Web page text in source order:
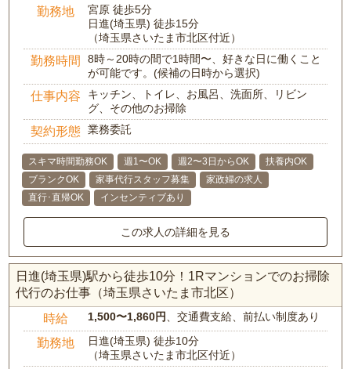
勤務地
宮原 徒歩5分
日進(埼玉県) 徒歩15分
（埼玉県さいたま市北区付近）
勤務時間
8時～20時の間で1時間〜、好きな日に働くこと
が可能です。(候補の日時から選択)
仕事内容
キッチン、トイレ、お風呂、洗面所、リビン
グ、その他のお掃除
契約形態 業務委託
スキマ時間勤務OK 週1〜OK 週2〜3日からOK
扶養内OK
ブランクOK
家事代行スタッフ募集
家政婦の求人
直行･直帰OK
インセンティブあり
この求人の詳細を見る
日進(埼玉県)駅から徒歩10分！1Rマンションでのお掃除
代行のお仕事（埼玉県さいたま市北区）
時給 1,500〜1,860円、交通費支給、前払い制度あり
勤務地
日進(埼玉県) 徒歩10分
（埼玉県さいたま市北区付近）